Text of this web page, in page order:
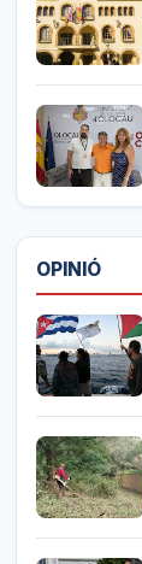
OPINIÓ